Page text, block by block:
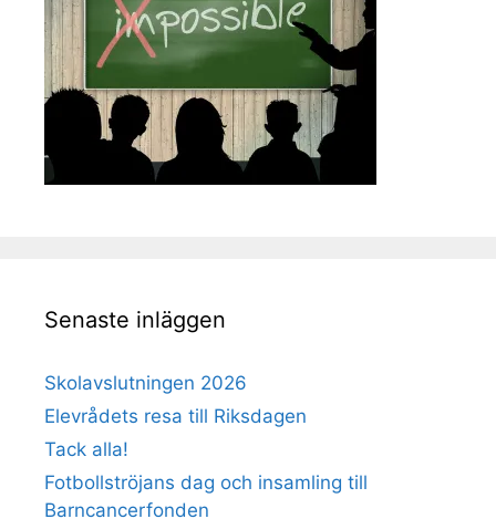
Senaste inläggen
Skolavslutningen 2026
Elevrådets resa till Riksdagen
Tack alla!
Fotbollströjans dag och insamling till
Barncancerfonden